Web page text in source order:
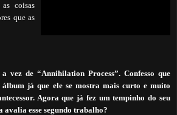
coisas
que as
vez de “Annihilation Process”. Confesso que
já que ele se mostra mais curto e muito
Agora que já fez um tempinho do seu
avalia esse segundo trabalho?